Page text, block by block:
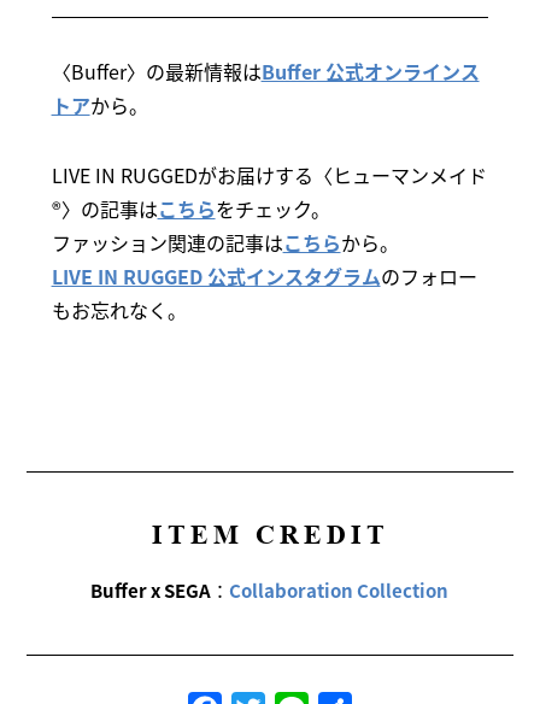
〈Buffer〉の最新情報はBuffer 公式オンラインス
トアから。
LIVE IN RUGGEDがお届けする〈ヒューマンメイド
®〉の記事はこちらをチェック。
ファッション関連の記事はこちらから。
LIVE IN RUGGED 公式インスタグラムのフォロー
もお忘れなく。
ITEM CREDIT
Buffer x SEGA ：Collaboration Collection